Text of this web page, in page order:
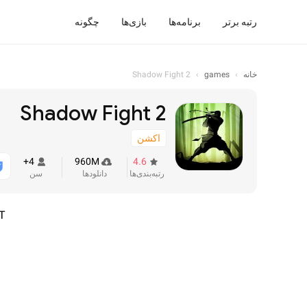
رتبه برتر برنامه‌ها بازی‌ها چگونه
خانه ›
games
›
Shadow Fight 2
Shadow Fight 2
اکشن
4.6
رتبه‌بندی‌ها
960M
دانلودها
4+
سن